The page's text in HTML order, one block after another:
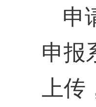
申
申报
上传